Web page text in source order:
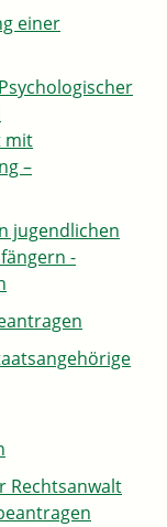
einer
mit
–
jugendlichen
-
Rechtsanwalt